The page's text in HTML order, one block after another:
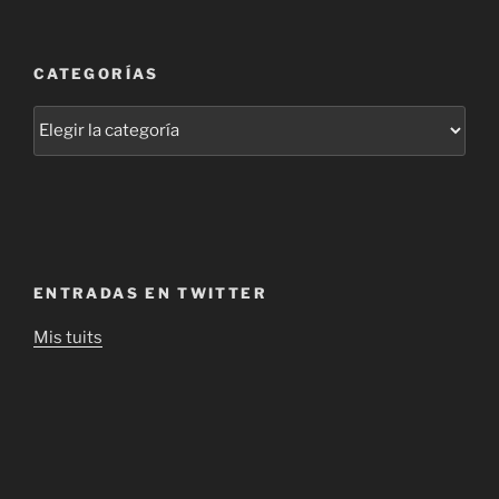
CATEGORÍAS
ENTRADAS EN TWITTER
Mis tuits